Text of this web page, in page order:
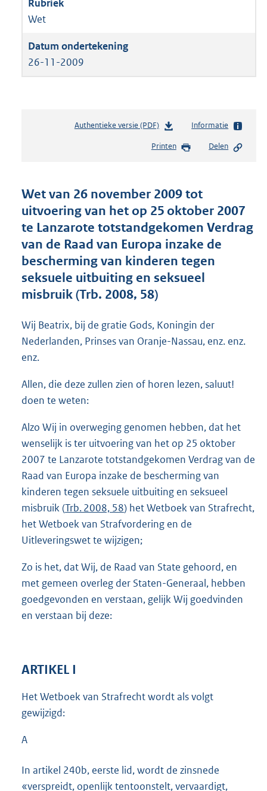
Wet
26-11-2009
Authentieke versie (PDF)b
s
n
d
s
g
o
o
t
3
7
Informatie
Printen Delen
Wet van 26 november 2009 tot
uitvoering van het op 25 oktober 2007
te Lanzarote totstandgekomen Verdrag
van de Raad van Europa inzake de
bescherming van kinderen tegen
seksuele uitbuiting en seksueel
misbruik (Trb. 2008, 58)
Wij Beatrix, bij de gratie Gods, Koningin der
Nederlanden, Prinses van Oranje-Nassau, enz. enz.
enz.
Allen, die deze zullen zien of horen lezen, saluut!
doen te weten:
Alzo Wij in overweging genomen hebben, dat het
wenselijk is ter uitvoering van het op 25 oktober
2007 te Lanzarote totstandgekomen Verdrag van de
Raad van Europa inzake de bescherming van
kinderen tegen seksuele uitbuiting en seksueel
misbruik (Trb. 2008, 58) het Wetboek van Strafrecht,
het Wetboek van Strafvordering en de
Uitleveringswet te wijzigen;
Zo is het, dat Wij, de Raad van State gehoord, en
met gemeen overleg der Staten-Generaal, hebben
goedgevonden en verstaan, gelijk Wij goedvinden
en verstaan bij deze:
ARTIKEL I
Het Wetboek van Strafrecht wordt als volgt
gewijzigd:
A
In artikel 240b, eerste lid, wordt de zinsnede
«verspreidt, openlijk tentoonstelt, vervaardigt,